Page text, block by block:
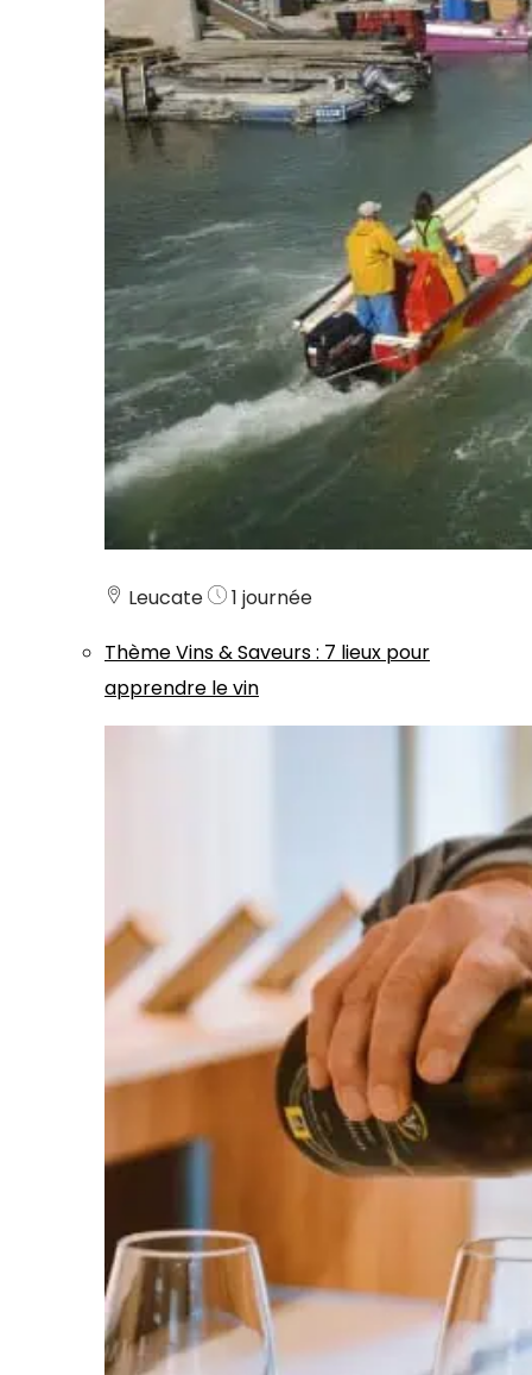
Leucate
1 journée
ThèmeVins & Saveurs: 7 lieux pour
apprendre le vin